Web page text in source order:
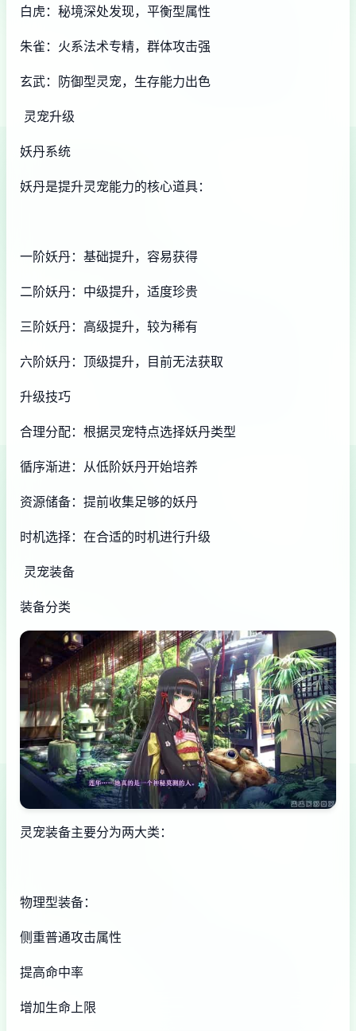
白虎：秘境深处发现，平衡型属性
朱雀：火系法术专精，群体攻击强
玄武：防御型灵宠，生存能力出色
灵宠升级
妖丹系统
妖丹是提升灵宠能力的核心道具：
一阶妖丹：基础提升，容易获得
二阶妖丹：中级提升，适度珍贵
三阶妖丹：高级提升，较为稀有
六阶妖丹：顶级提升，目前无法获取
升级技巧
合理分配：根据灵宠特点选择妖丹类型
循序渐进：从低阶妖丹开始培养
资源储备：提前收集足够的妖丹
时机选择：在合适的时机进行升级
灵宠装备
装备分类
灵宠装备主要分为两大类：
物理型装备：
侧重普通攻击属性
提高命中率
增加生命上限